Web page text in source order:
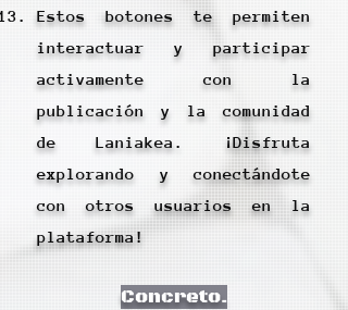
Estos botones te permiten
interactuar y participar
activamente con la
publicación y la comunidad
de Laniakea. ¡Disfruta
explorando y conectándote
con otros usuarios en la
plataforma!
Concreto.